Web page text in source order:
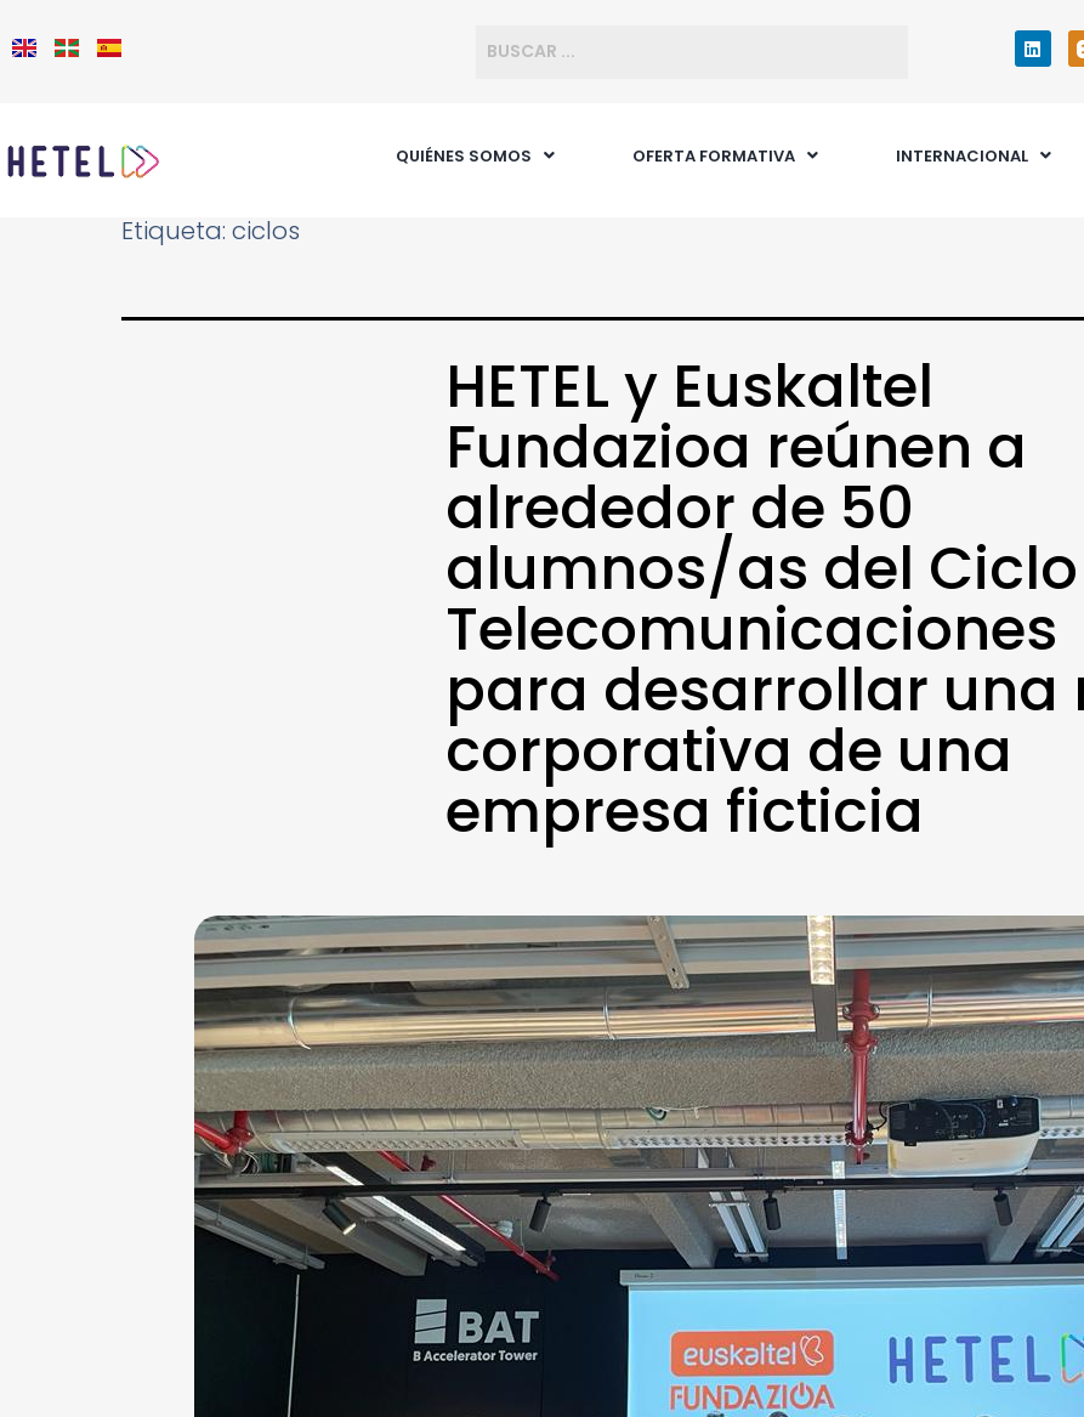
QUIÉNES SOMOS OFERTA FORMATIVA INTERNACIONAL
Etiqueta: ciclos
HETEL y Euskaltel
Fundazioa reúnen a
alrededor de 50
alumnos/as del
Telecomunicaciones
para desarrollar una
corporativa de una
empresa ficticia